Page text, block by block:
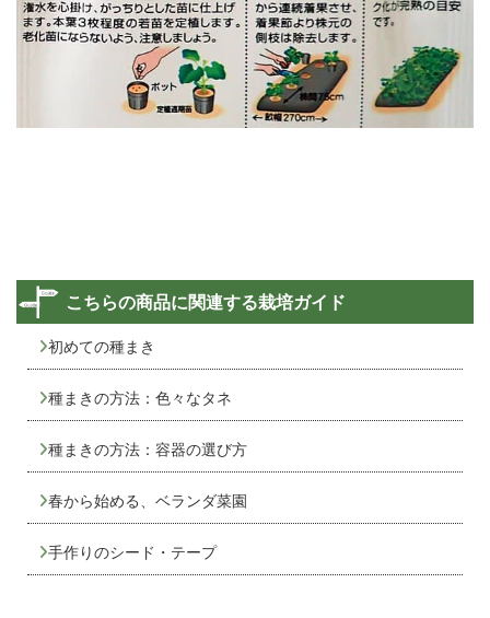
こちらの商品に関連する栽培ガイド
初めての種まき
種まきの方法：色々なタネ
種まきの方法：容器の選び方
春から始める、ベランダ菜園
手作りのシード・テープ